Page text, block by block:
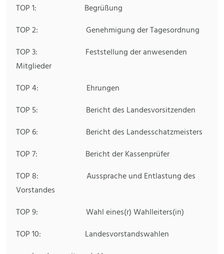
TOP 1: Begrüßung
TOP 2: Genehmigung der Tagesordnung
TOP 3: Feststellung der anwesenden
Mitglieder
TOP 4: Ehrungen
TOP 5: Bericht des Landesvorsitzenden
TOP 6: Bericht des Landesschatzmeisters
TOP 7: Bericht der Kassenprüfer
TOP 8: Aussprache und Entlastung des
Vorstandes
TOP 9: Wahl eines(r) Wahlleiters(in)
TOP 10: Landesvorstandswahlen